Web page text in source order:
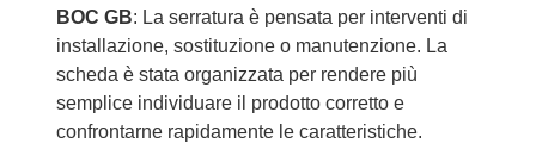
BOC GB: La serratura è pensata per interventi di
installazione, sostituzione o manutenzione. La
scheda è stata organizzata per rendere più
semplice individuare il prodotto corretto e
confrontarne rapidamente le caratteristiche.